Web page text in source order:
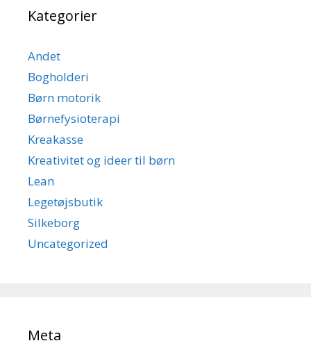
Kategorier
Andet
Bogholderi
Børn motorik
Børnefysioterapi
Kreakasse
Kreativitet og ideer til børn
Lean
Legetøjsbutik
Silkeborg
Uncategorized
Meta